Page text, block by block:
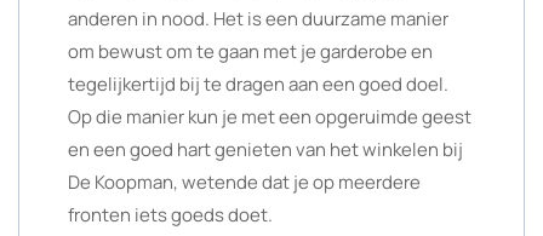
anderen in nood. Het is een duurzame manier
om bewust om te gaan met je garderobe en
tegelijkertijd bij te dragen aan een goed doel.
Op die manier kun je met een opgeruimde geest
en een goed hart genieten van het winkelen bij
De Koopman, wetende dat je op meerdere
fronten iets goeds doet.